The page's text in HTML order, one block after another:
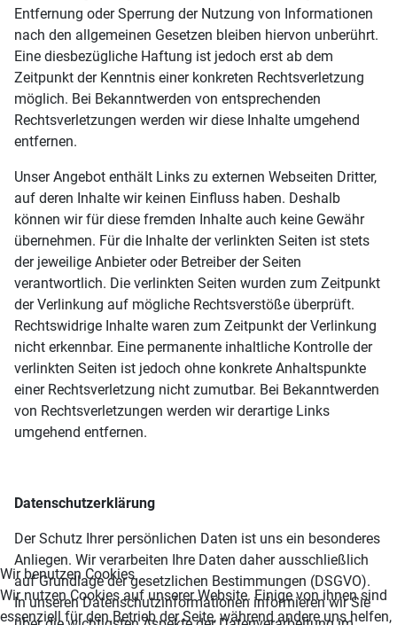
Entfernung oder Sperrung der Nutzung von Informationen
nach den allgemeinen Gesetzen bleiben hiervon unberührt.
Eine diesbezügliche Haftung ist jedoch erst ab dem
Zeitpunkt der Kenntnis einer konkreten Rechtsverletzung
möglich. Bei Bekanntwerden von entsprechenden
Rechtsverletzungen werden wir diese Inhalte umgehend
entfernen.
Unser Angebot enthält Links zu externen Webseiten Dritter,
auf deren Inhalte wir keinen Einfluss haben. Deshalb
können wir für diese fremden Inhalte auch keine Gewähr
übernehmen. Für die Inhalte der verlinkten Seiten ist stets
der jeweilige Anbieter oder Betreiber der Seiten
verantwortlich. Die verlinkten Seiten wurden zum Zeitpunkt
der Verlinkung auf mögliche Rechtsverstöße überprüft.
Rechtswidrige Inhalte waren zum Zeitpunkt der Verlinkung
nicht erkennbar. Eine permanente inhaltliche Kontrolle der
verlinkten Seiten ist jedoch ohne konkrete Anhaltspunkte
einer Rechtsverletzung nicht zumutbar. Bei Bekanntwerden
von Rechtsverletzungen werden wir derartige Links
umgehend entfernen.
Datenschutzerklärung
Der Schutz Ihrer persönlichen Daten ist uns ein besonderes
Anliegen. Wir verarbeiten Ihre Daten daher ausschließlich
auf Grundlage der gesetzlichen Bestimmungen (DSGVO).
In unseren Datenschutzinformationen informieren wir Sie
Wir benutzen Cookies
Wir nutzen Cookies auf unserer Website. Einige von ihnen sind
essenziell für den Betrieb der Seite, während andere uns helfen,